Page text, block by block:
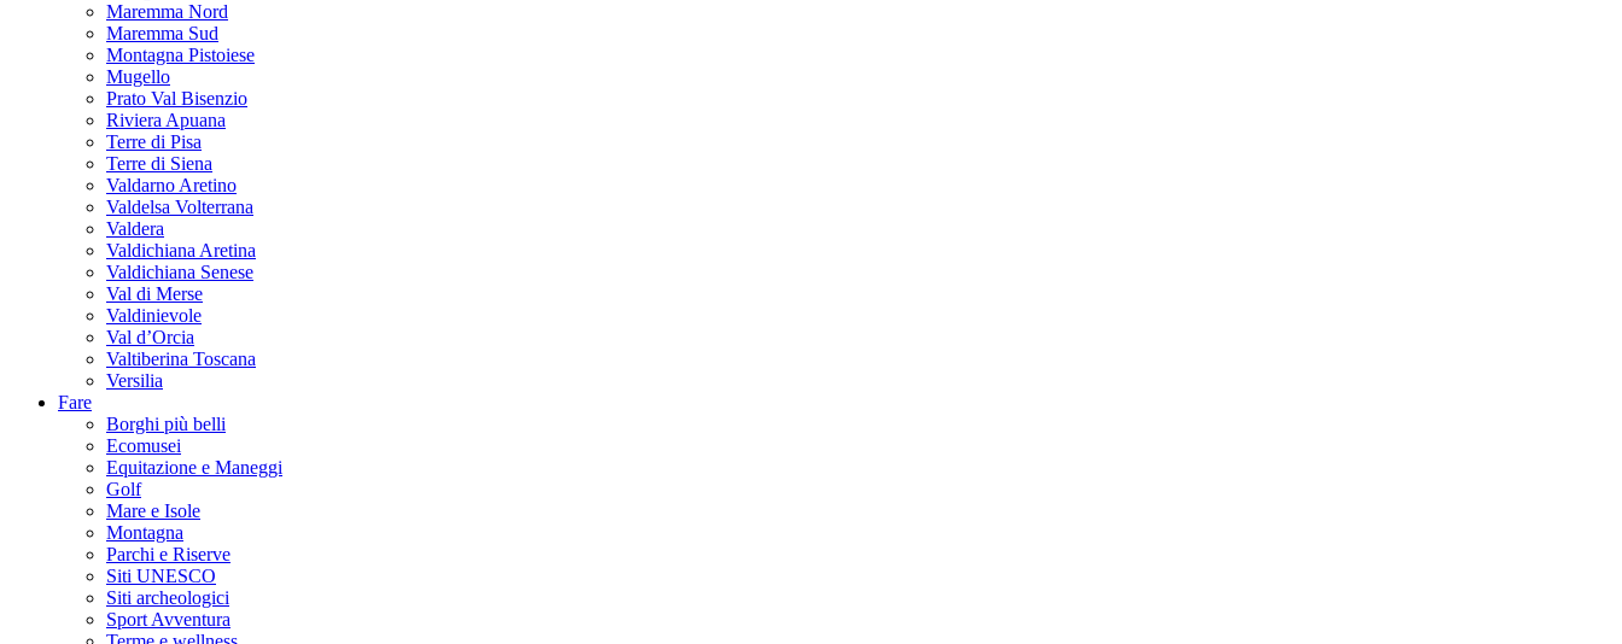
Maremma Nord
Maremma Sud
Montagna Pistoiese
Mugello
Prato Val Bisenzio
Riviera Apuana
Terre di Pisa
Terre di Siena
Valdarno Aretino
Valdelsa Volterrana
Valdera
Valdichiana Aretina
Valdichiana Senese
Val di Merse
Valdinievole
Val d’Orcia
Valtiberina Toscana
Versilia
Fare
Borghi più belli
Ecomusei
Equitazione e Maneggi
Golf
Mare e Isole
Montagna
Parchi e Riserve
Siti UNESCO
Siti archeologici
Sport Avventura